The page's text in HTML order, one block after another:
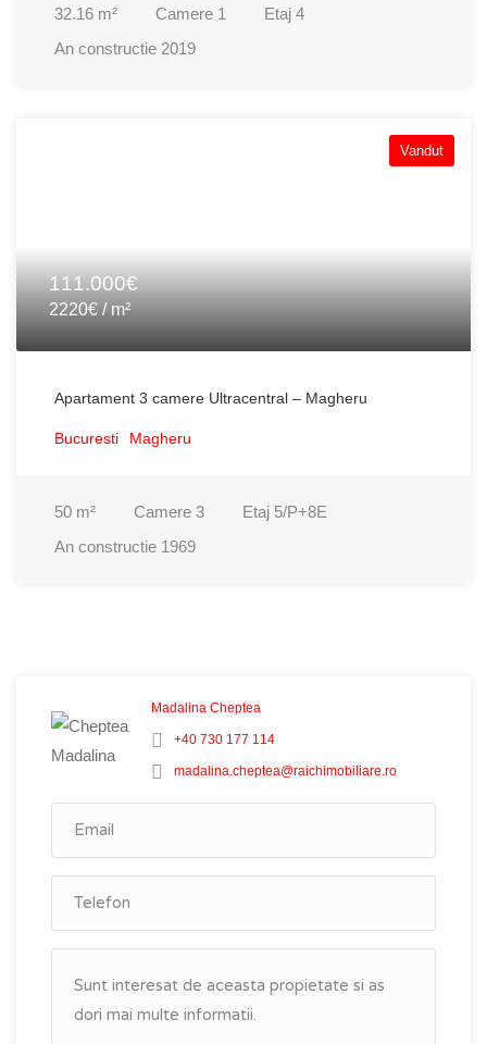
32.16 m² Camere 1 Etaj 4
An constructie 2019
Vandut
111.000€
2220€ / m²
Apartament 3 camere Ultracentral – Magheru
Bucuresti Magheru
50 m² Camere 3 Etaj 5/P+8E
An constructie 1969
Madalina Cheptea
+40 730 177 114
madalina.cheptea@raichimobiliare.ro